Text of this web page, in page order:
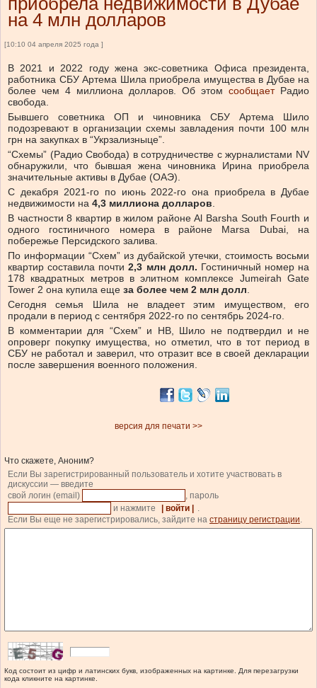
на 4 млн долларов
[10:10 04 апреля 2025 года ]
В 2021 и 2022 году жена экс-советника Офиса президента,
работника СБУ Артема Шила приобрела имущества в Дубае на
более чем 4 миллиона долларов. Об этом сообщает Радио
свобода.
Бывшего советника ОП и чиновника СБУ Артема Шило
подозревают в организации схемы завладения почти 100 млн
грн на закупках в “Укрзализныце”.
“Схемы” (Радио Свобода) в сотрудничестве с журналистами NV
обнаружили, что бывшая жена чиновника Ирина приобрела
значительные активы в Дубае (ОАЭ).
С декабря 2021-го по июнь 2022-го она приобрела в Дубае
недвижимости на 4,3 миллиона долларов.
В частности 8 квартир в жилом районе Al Barsha South Fourth и
одного гостиничного номера в районе Marsa Dubai, на
побережье Персидского залива.
По информации “Схем” из дубайской утечки, стоимость восьми
квартир составила почти 2,3 млн долл. Гостиничный номер на
178 квадратных метров в элитном комплексе Jumeirah Gate
Tower 2 она купила еще за более чем 2 млн долл.
Сегодня семья Шила не владеет этим имуществом, его
продали в период с сентября 2022-го по сентябрь 2024-го.
В комментарии для “Схем” и НВ, Шило не подтвердил и не
опроверг покупку имущества, но отметил, что в тот период в
СБУ не работал и заверил, что отразит все в своей декларации
после завершения военного положения.
версия для печати >>
Что скажете, Аноним?
Если Вы зарегистрированный пользователь и хотите участвовать в
дискуссии — введите
свой логин (email)
, пароль
и нажмите
| войти |
.
Если Вы еще не зарегистрировались, зайдите на страницу регистрации.
Код состоит из цифр и латинских букв, изображенных на картинке. Для перезагрузки
кода кликните на картинке.